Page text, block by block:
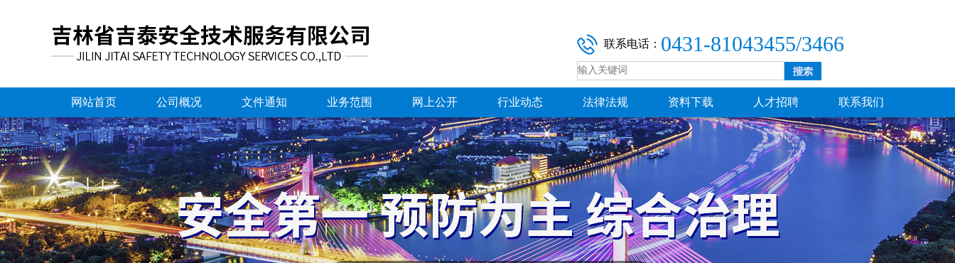
联系电话： 0431-81043455/3466
网站首页 公司概况 文件通知 业务范围 网上公开 行业动态 法律法规 资料下载 人才招聘 联系我们